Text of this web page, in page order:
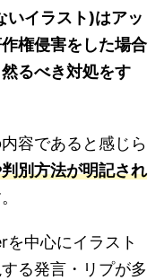
いイラスト)はアッ
権侵害をした場合
るべき対処をす
容であると感じら
別方法が明記され
中心にイラスト
る発言・リプが多